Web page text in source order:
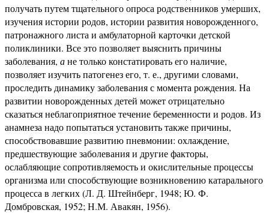
получать путем тщательного опроса родственников умерших,
изучения истории родов, истории развития новорожденного,
патронажного листа и амбулаторной карточки детской
поликлиники. Все это позволяет выяснить причины
заболевания, ане только констатировать его наличие,
позволяет изучить патогенез его, т. е., другими словами,
проследить динамику заболевания с момента рождения. На
развитии новорожденных детей может отрицательно
сказаться неблагоприятное течение беременности и родов. Из
анамнеза надо попытаться установить также причины,
способствовавшие развитию пневмонии: охлаждение,
предшествующие заболевания и другие факторы,
ослабляющие сопротивляемость и окислительные процессы
организма или способствующие возникновению катарального
процесса в легких (Л. Д. Штейнберг, 1948; Ю. Ф.
Домбровская, 1952; Н.М. Авакян, 1956).